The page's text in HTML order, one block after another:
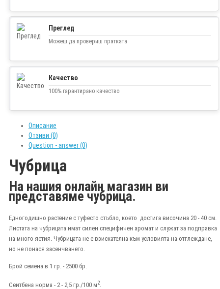
Преглед
Можеш да провериш пратката
Качество
100% гарантирано качество
Описание
Отзиви (0)
Question - answer (0)
Чубрица
На нашия онлайн магазин ви
представяме чубрица.
Едногодишно растение с туфесто стъбло, което достига височина 20 - 40 см.
Листата на чубрицата имат силен специфичен аромат и служат за подправка
на много ястия. Чубрицата не е взискателна към условията на отглеждане,
но не понася засенчването.
Брой семена в 1 гр. - 2500 бр.
Сеитбена норма - 2 - 2,5 гр./100 м2.